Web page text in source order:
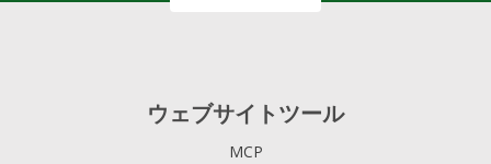
ウェブサイトツール
MCP